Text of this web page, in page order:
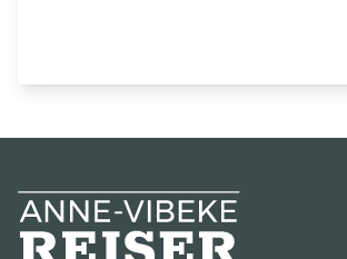
Anne-Vibeke Rejser